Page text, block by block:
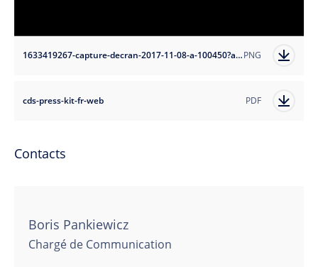
1633419267-capture-decran-2017-11-08-a-100450?auto=formatPNG
cds-press-kit-fr-web PDF
Contacts
Boris Pankiewicz
Chargé de Communication